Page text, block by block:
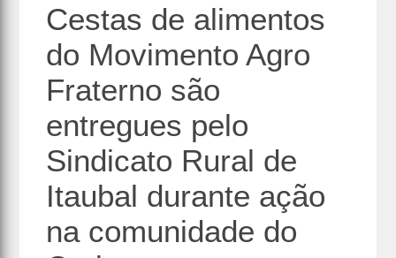
Cestas de alimentos
do Movimento Agro
Fraterno são
entregues pelo
Sindicato Rural de
Itaubal durante ação
na comunidade do